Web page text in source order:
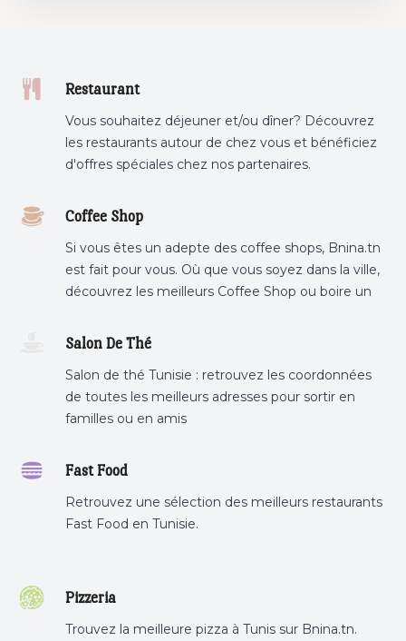
Restaurant
Vous souhaitez déjeuner et/ou dîner? Découvrez
les restaurants autour de chez vous et bénéficiez
d'offres spéciales chez nos partenaires.
Coffee Shop
Si vous êtes un adepte des coffee shops, Bnina.tn
est fait pour vous. Où que vous soyez dans la ville,
découvrez les meilleurs Coffee Shop ou boire un
Salon De Thé
Salon de thé Tunisie : retrouvez les coordonnées
de toutes les meilleurs adresses pour sortir en
familles ou en amis
Fast Food
Retrouvez une sélection des meilleurs restaurants
Fast Food en Tunisie.
Pizzeria
Trouvez la meilleure pizza à Tunis sur Bnina.tn.